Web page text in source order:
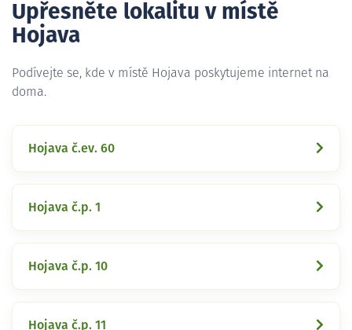
Upřesněte lokalitu v místě
Hojava
Podívejte se, kde v místě Hojava poskytujeme internet na
doma.
Hojava č.ev. 60
Hojava č.p. 1
Hojava č.p. 10
Hojava č.p. 11